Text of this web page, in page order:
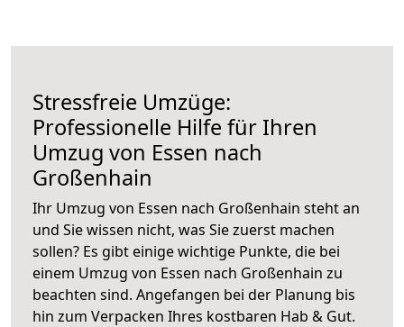
Stressfreie Umzüge:
Professionelle Hilfe für Ihren
Umzug von Essen nach
Großenhain
Ihr Umzug von Essen nach Großenhain steht an
und Sie wissen nicht, was Sie zuerst machen
sollen? Es gibt einige wichtige Punkte, die bei
einem Umzug von Essen nach Großenhain zu
beachten sind. Angefangen bei der Planung bis
hin zum Verpacken Ihres kostbaren Hab & Gut.